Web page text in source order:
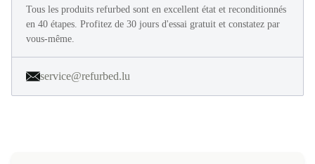
Tous les produits refurbed sont en excellent état et reconditionnés
en 40 étapes. Profitez de 30 jours d'essai gratuit et constatez par
vous-même.
service@refurbed.lu